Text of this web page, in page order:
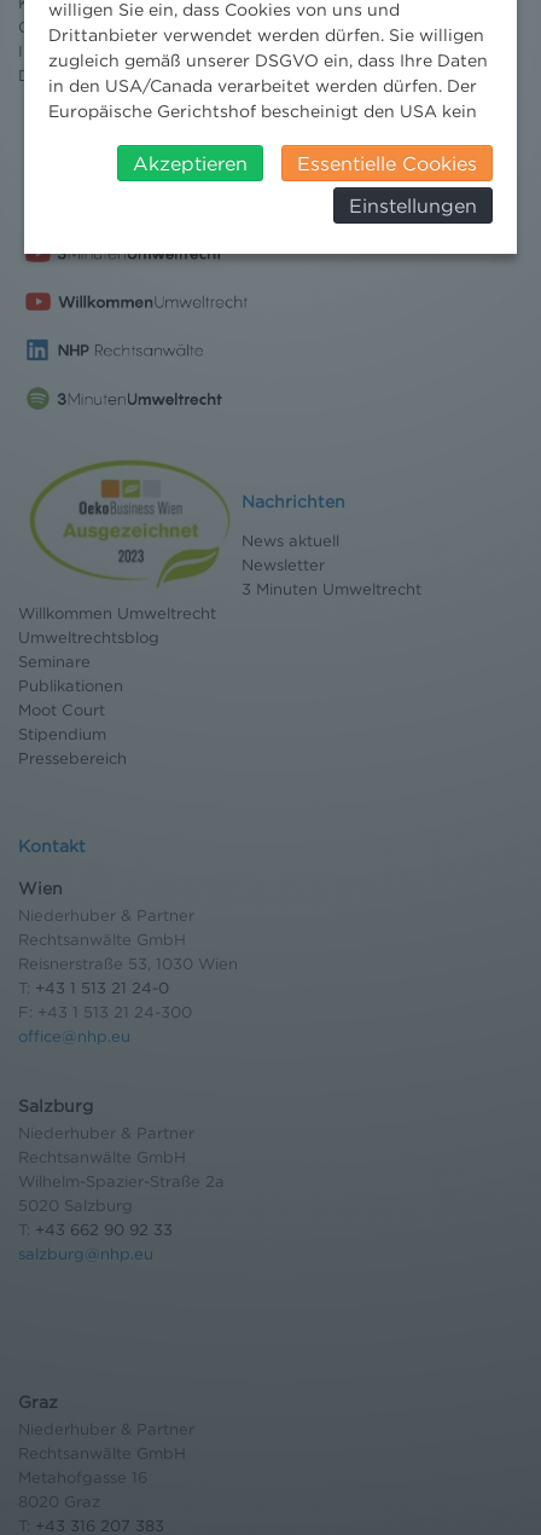
Ombudsstelle
Impressum
Datenschutz
erklärung
Nachrichten
News aktuell
Newsletter
3 Minuten Umweltrecht
Willkommen Umweltrecht
Umweltrechtsblog
Seminare
Publikationen
Moot Court
Stipendium
Pressebereich
Kontakt
Wien
Niederhuber & Partner
Rechtsanwälte GmbH
Reisnerstraße 53, 1030 Wien
T: +43 1 513 21 24-0
F: +43 1 513 21 24-300
office@nhp.eu
Salzburg
Niederhuber & Partner
Rechtsanwälte GmbH
Wilhelm-Spazier-Straße 2a
5020 Salzburg
T: +43 662 90 92 33
salzburg@nhp.eu
Graz
Niederhuber & Partner
Rechtsanwälte GmbH
Metahofgasse 16
8020 Graz
T: +43 316 207 383
willigen Sie ein, dass Cookies von uns und
Drittanbieter verwendet werden dürfen. Sie willigen
zugleich gemäß unserer DSGVO ein, dass Ihre Daten
in den USA/Canada verarbeitet werden dürfen. Der
Europäische Gerichtshof bescheinigt den USA kein
insbesondere das Risiko, dass ihre Daten durch US-
Behörden, zu Kontroll- und zu
Überwachungszwecken, verarbeitet werden und
werden können. Zudem finden Sie am
Einwilligung widerrufen und Widerspruch ausüben.
Akzeptieren
Essentielle Cookies
Einstellungen